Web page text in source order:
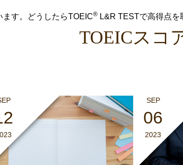
す。どうしたらTOEIC® L&R TESTで高得点を
TOEICスコ
SEP
06
2023